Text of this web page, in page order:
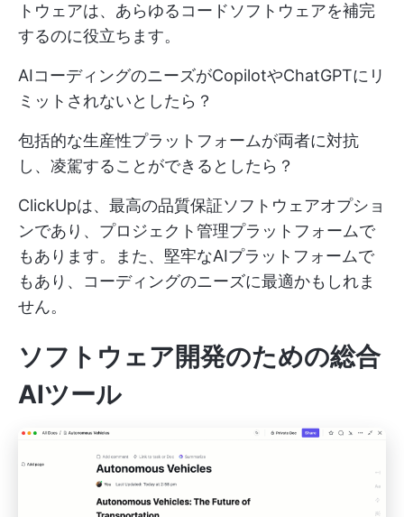
トウェアは、あらゆるコードソフトウェアを補完
するのに役立ちます。
AIコーディングのニーズがCopilotやChatGPTにリ
ミットされないとしたら？
包括的な生産性プラットフォームが両者に対抗
し、凌駕することができるとしたら？
ClickUpは、最高の品質保証ソフトウェアオプショ
ンであり、プロジェクト管理プラットフォームで
もあります。また、堅牢なAIプラットフォームで
もあり、コーディングのニーズに最適かもしれま
せん。
ソフトウェア開発のための総合
AIツール